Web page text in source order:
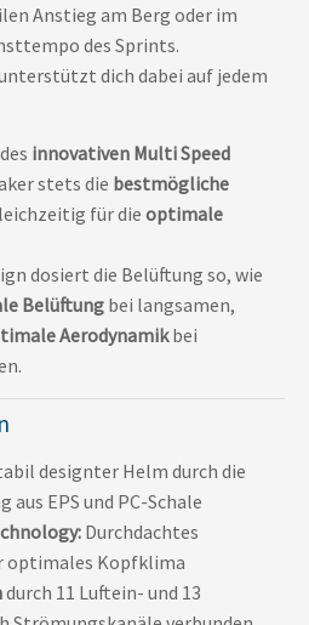
Anstieg am Berg oder im
des Sprints.
dich dabei auf jedem
innovativen Multi Speed
stets die bestmögliche
für dieoptimale
dosiert die Belüftung so, wie
Belüftungbei langsamen,
Aerodynamikbei
designter Helm durch die
EPS und PC-Schale
Durchdachtes
optimales Kopfklima
durch 11 Luftein- und 13